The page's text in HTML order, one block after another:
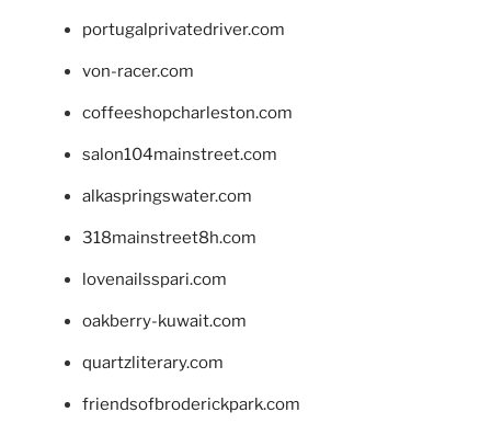
portugalprivatedriver.com
von-racer.com
coffeeshopcharleston.com
salon104mainstreet.com
alkaspringswater.com
318mainstreet8h.com
lovenailsspari.com
oakberry-kuwait.com
quartzliterary.com
friendsofbroderickpark.com